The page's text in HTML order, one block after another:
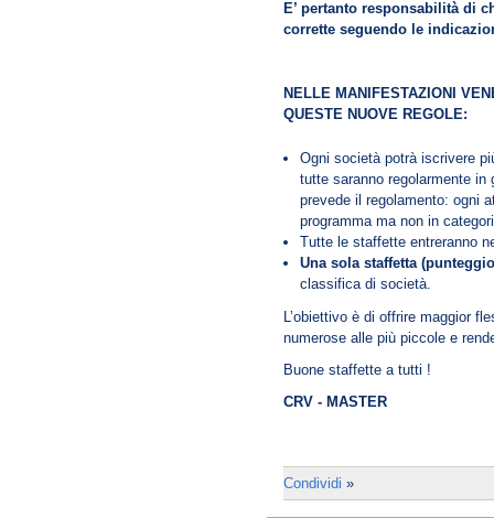
E’ pertanto responsabilità di
corrette seguendo le
NELLE MANIFESTAZIONI
QUESTE NUOVE REGOLE:
Ogni società potrà iscrivere
tutte saranno regolarmente
prevede il regolamento: ogni
programma ma non in
Tutte le staffette entreranno
Una sola staffetta
classifica di società.
L’obiettivo è di offrire maggior
numerose alle più piccole e
Buone staffette a tutti !
CRV - MASTER
Condividi »